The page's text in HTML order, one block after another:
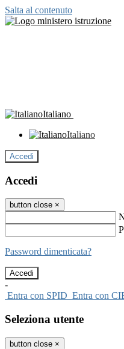
Salta al contenuto
Italiano
Italiano
Accedi
Accedi
button close ×
Password dimenticata?
-
Entra con SPID Entra con
Seleziona utente
button close ×